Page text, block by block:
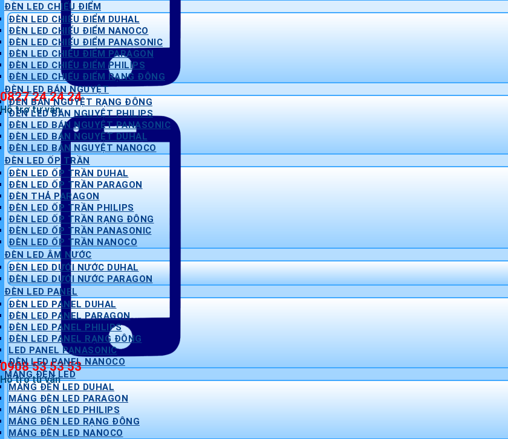
0827 24 24 24
Hỗ trợ tư vấn
0908 53 53 53
Hỗ trợ tư vấn
ĐÈN LED CHIẾU ĐIỂM
ĐÈN LED CHIẾU ĐIỂM DUHAL
ĐÈN LED CHIẾU ĐIỂM NANOCO
ĐÈN LED CHIẾU ĐIỂM PANASONIC
ĐÈN LED CHIẾU ĐIỂM PARAGON
ĐÈN LED CHIẾU ĐIỂM PHILIPS
ĐÈN LED CHIẾU ĐIỂM RẠNG ĐÔNG
ĐÈN LED BÁN NGUYỆT
ĐÈN BÁN NGUYỆT RẠNG ĐÔNG
ĐÈN LED BÁN NGUYỆT PHILIPS
ĐÈN LED BÁN NGUYỆT PANASONIC
ĐÈN LED BÁN NGUYỆT DUHAL
ĐÈN LED BÁN NGUYỆT NANOCO
ĐÈN LED ỐP TRẦN
ĐÈN LED ỐP TRẦN DUHAL
ĐÈN LED ỐP TRẦN PARAGON
ĐÈN THẢ PARAGON
ĐÈN LED ỐP TRẦN PHILIPS
ĐÈN LED ỐP TRẦN RẠNG ĐÔNG
ĐÈN LED ỐP TRẦN PANASONIC
ĐÈN LED ỐP TRẦN NANOCO
ĐÈN LED ÂM NƯỚC
ĐÈN LED DƯỚI NƯỚC DUHAL
ĐÈN LED DƯỚI NƯỚC PARAGON
ĐÈN LED PANEL
ĐÈN LED PANEL DUHAL
ĐÈN LED PANEL PARAGON
ĐÈN LED PANEL PHILIPS
ĐÈN LED PANEL RẠNG ĐÔNG
LED PANEL PANASONIC
ĐÈN LED PANEL NANOCO
MÁNG ĐÈN LED
MÁNG ĐÈN LED DUHAL
MÁNG ĐÈN LED PARAGON
MÁNG ĐÈN LED PHILIPS
MÁNG ĐÈN LED RẠNG ĐÔNG
MÁNG ĐÈN LED NANOCO